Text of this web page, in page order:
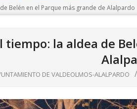
Belén en el Parque más grande de Alalpardo
tiempo: la aldea de
DE VALDEOLMOS-ALALPARDO